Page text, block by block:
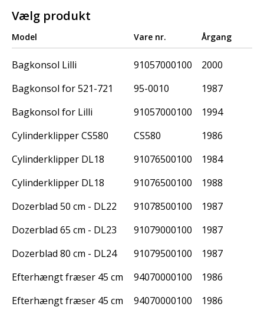
Vælg produkt
Model
Bagkonsol Lilli
Bagkonsol for 521-721
Bagkonsol for Lilli
Cylinderklipper CS580
Cylinderklipper DL18
Cylinderklipper DL18
Dozerblad 50 cm - DL22
Dozerblad 65 cm - DL23
Dozerblad 80 cm - DL24
Efterhængt fræser 45 cm for 521/721
Efterhængt fræser 45 cm for 521/721
Vare nr.
91057000100
95-0010
91057000100
CS580
91076500100
91076500100
91078500100
91079000100
91079500100
94070000100
94070000100
Årgang
2000
1987
1994
1986
1984
1988
1987
1987
1987
1986
1986